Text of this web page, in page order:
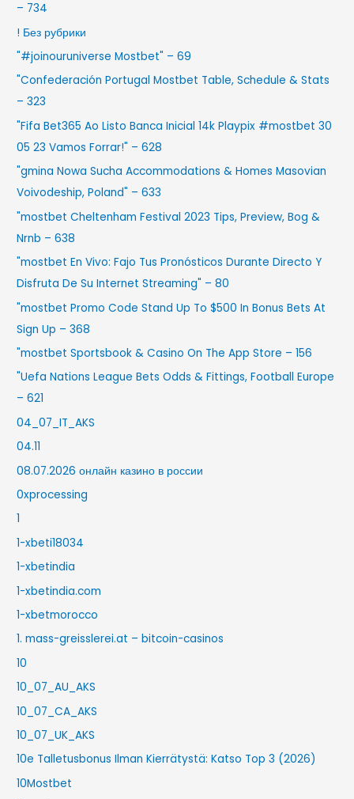
– 734
! Без рубрики
"#joinouruniverse Mostbet" – 69
"Confederación Portugal Mostbet Table, Schedule & Stats
– 323
"Fifa Bet365 Ao Listo Banca Inicial 14k Playpix #mostbet 30
05 23 Vamos Forrar!" – 628
"gmina Nowa Sucha Accommodations & Homes Masovian
Voivodeship, Poland" – 633
"mostbet Cheltenham Festival 2023 Tips, Preview, Bog &
Nrnb – 638
"mostbet En Vivo: Fajo Tus Pronósticos Durante Directo Y
Disfruta De Su Internet Streaming" – 80
"mostbet Promo Code Stand Up To $500 In Bonus Bets At
Sign Up – 368
"‎mostbet Sportsbook & Casino On The App Store – 156
"Uefa Nations League Bets Odds & Fittings, Football Europe
– 621
04_07_IT_AKS
04.11
08.07.2026 онлайн казино в россии
0xprocessing
1
1-xbeti18034
1-xbetindia
1-xbetindia.com
1-xbetmorocco
1. mass-greisslerei.at – bitcoin-casinos
10
10_07_AU_AKS
10_07_CA_AKS
10_07_UK_AKS
10e Talletusbonus Ilman Kierrätystä: Katso Top 3 (2026)
10Mostbet